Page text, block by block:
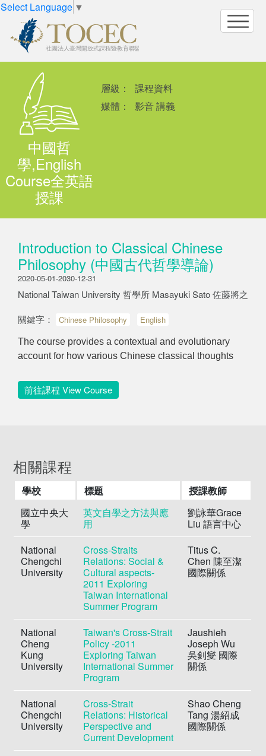
Select Language ▼
中國哲
學,English
Course全英語
授課
層級：
課程資料
媒體：
影音 講義
Introduction to Classical Chinese
Philosophy (中國古代哲學導論)
2020-05-01-2030-12-31
National Taiwan University 哲學所 Masayuki Sato 佐藤將之
關鍵字：
Chinese Philosophy English
The course provides a contextual and evolutionary
account for how various Chinese classical thoughts
前往課程 View Course
相關課程
學校 標題
授課教師
國立中央大
學
英文自學之方法與應
用
劉詠華Grace
Liu 語言中心
National
Chengchi
University
Cross-Straits
Relations: Social &
Cultural aspects-
2011 Exploring
Taiwan International
Summer Program
Titus C.
Chen 陳至潔
國際關係
National
Cheng
Kung
University
Taiwan's Cross-Strait
Policy -2011
Exploring Taiwan
International Summer
Program
Jaushieh
Joseph Wu
吳釗燮 國際
關係
National
Chengchi
University
Cross-Strait
Relations: Historical
Perspective and
Current Development
Shao Cheng
Tang 湯紹成
國際關係